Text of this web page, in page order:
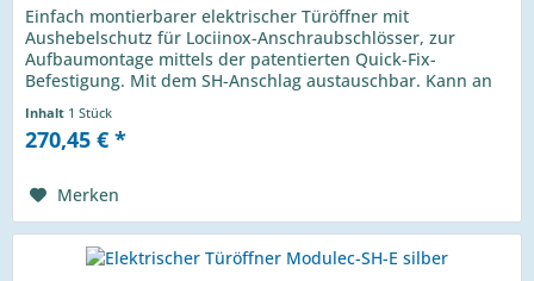
Einfach montierbarer elektrischer Türöffner mit
Aushebelschutz für Lociinox-Anschraubschlösser, zur
Aufbaumontage mittels der patentierten Quick-Fix-
Befestigung. Mit dem SH-Anschlag austauschbar. Kann an
Inhalt 1 Stück
270,45 € *
Merken